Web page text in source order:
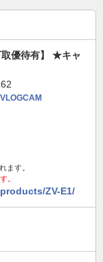
取優待有】 ★キャ
ます。
。
ZV-E1/